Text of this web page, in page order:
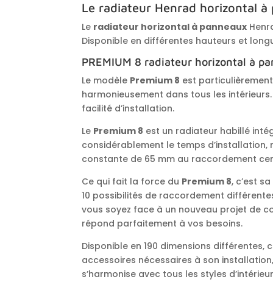
Le radiateur Henrad horizontal à
Le radiateur horizontal à panneaux
Disponible en différentes hauteurs et
PREMIUM 8 radiateur horizontal à
Le modèle Premium 8 est
harmonieusement dans tous les
facilité d’installation.
Le Premium 8 est un radiateur habillé
considérablement le temps
constante de 65 mm au raccordement
Ce qui fait la force du Premium 8, c’est
10 possibilités de raccordement
vous soyez face à un nouveau projet de
répond parfaitement à vos besoins.
Disponible en 190 dimensions
accessoires nécessaires à son
s’harmonise avec tous les styles